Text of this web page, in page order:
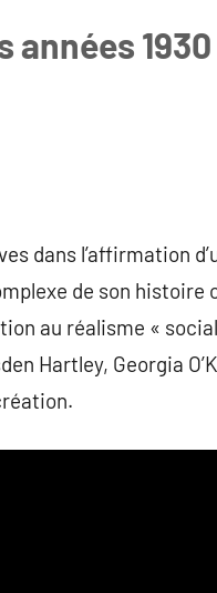
années 1930
dans l’affirmation
de son histoire
au réalisme «
Hartley, Georgia